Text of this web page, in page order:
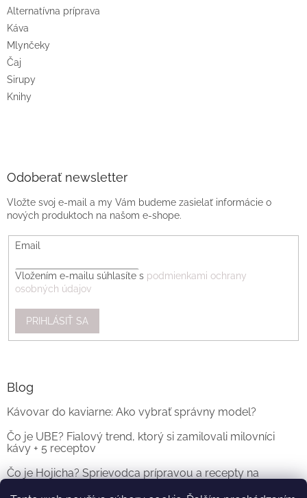
Alternatívna príprava
Káva
Mlynčeky
Čaj
Sirupy
Knihy
Odoberať newsletter
Vložte svoj e-mail a my Vám budeme zasielať informácie o
nových produktoch na našom e-shope.
Email
Vložením e-mailu súhlasíte s podmienkami ochrany
osobných údajov
PRIHLÁSIŤ SA
Blog
Kávovar do kaviarne: Ako vybrať správny model?
Čo je UBE? Fialový trend, ktorý si zamilovali milovníci
kávy + 5 receptov
Čo je Hojicha? Sprievodca prípravou a recepty na